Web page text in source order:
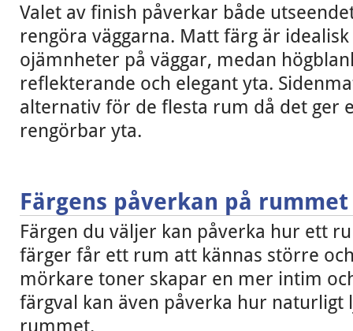
Valet av finish påverkar både
rengöra väggarna. Matt färg är
ojämnheter på väggar, medan
reflekterande och elegant yta.
alternativ för de flesta rum då det ger
rengörbar yta.
Färgens påverkan på rummet
Färgen du väljer kan påverka hur ett
färger får ett rum att kännas större
mörkare toner skapar en mer intim
färgval kan även påverka hur naturligt
rummet.